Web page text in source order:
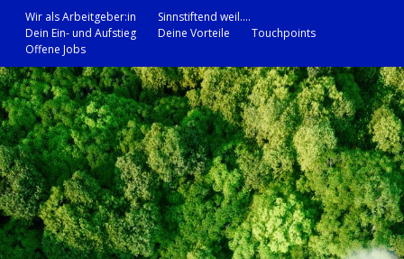
Wir als Arbeitgeber:in
Sinnstiftend weil….
Dein Ein- und Aufstieg
Deine Vorteile
Touchpoints
Offene Jobs